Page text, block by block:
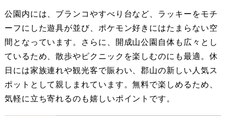
公園内には、ブランコやすべり台など、ラッキーをモチ
ーフにした遊具が並び、ポケモン好きにはたまらない空
間となっています。さらに、開成山公園自体も広々とし
ているため、散歩やピクニックを楽しむのにも最適。休
日には家族連れや観光客で賑わい、郡山の新しい人気ス
ポットとして親しまれています。無料で楽しめるため、
気軽に立ち寄れるのも嬉しいポイントです。